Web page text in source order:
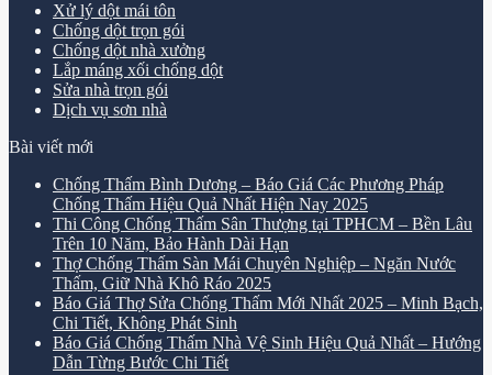
Xử lý dột mái tôn
Chống dột trọn gói
Chống dột nhà xưởng
Lắp máng xối chống dột
Sửa nhà trọn gói
Dịch vụ sơn nhà
Bài viết mới
Chống Thấm Bình Dương – Báo Giá Các Phương Pháp
Chống Thấm Hiệu Quả Nhất Hiện Nay 2025
Thi Công Chống Thấm Sân Thượng tại TPHCM – Bền Lâu
Trên 10 Năm, Bảo Hành Dài Hạn
Thợ Chống Thấm Sàn Mái Chuyên Nghiệp – Ngăn Nước
Thấm, Giữ Nhà Khô Ráo 2025
Báo Giá Thợ Sửa Chống Thấm Mới Nhất 2025 – Minh Bạch,
Chi Tiết, Không Phát Sinh
Báo Giá Chống Thấm Nhà Vệ Sinh Hiệu Quả Nhất – Hướng
Dẫn Từng Bước Chi Tiết